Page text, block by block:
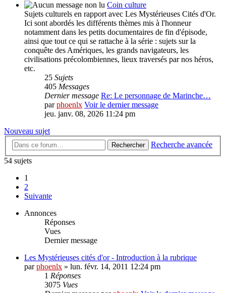
Coin culture
Sujets culturels en rapport avec Les Mystérieuses Cités d'Or.
Ici sont abordés les différents thèmes mis à l'honneur
notamment dans les petits documentaires de fin d'épisode,
ainsi que tout ce qui se rattache à la série : sujets sur la
conquête des Amériques, les grands navigateurs, les
civilisations précolombiennes, lieux traversés par nos héros,
etc.
25 Sujets
405 Messages
Dernier message Re: Le personnage de Marinche…
parphoenlx Voir le dernier message
jeu. janv. 08, 2026 11:24 pm
Nouveau sujet
Rechercher
Recherche avancée
54 sujets
1
2
Suivante
Annonces
Réponses
Vues
Dernier message
Les Mystérieuses cités d'or - Introduction à la rubrique
parphoenlx » lun. févr. 14, 2011 12:24 pm
1 Réponses
3075 Vues